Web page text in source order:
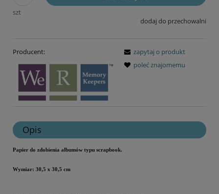
szt
dodaj do przechowalni
Producent:
zapytaj o produkt
poleć znajomemu
Opis
Papier do zdobienia albumów typu scrapbook.
Wymiar: 30,5 x 30,5 cm